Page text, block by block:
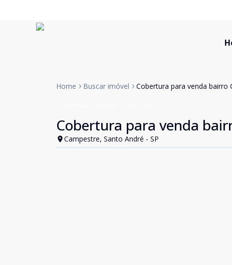
Home Buscar imóvel Cobertura para venda bairro
Cobertura para venda
Campestre, Santo André - SP